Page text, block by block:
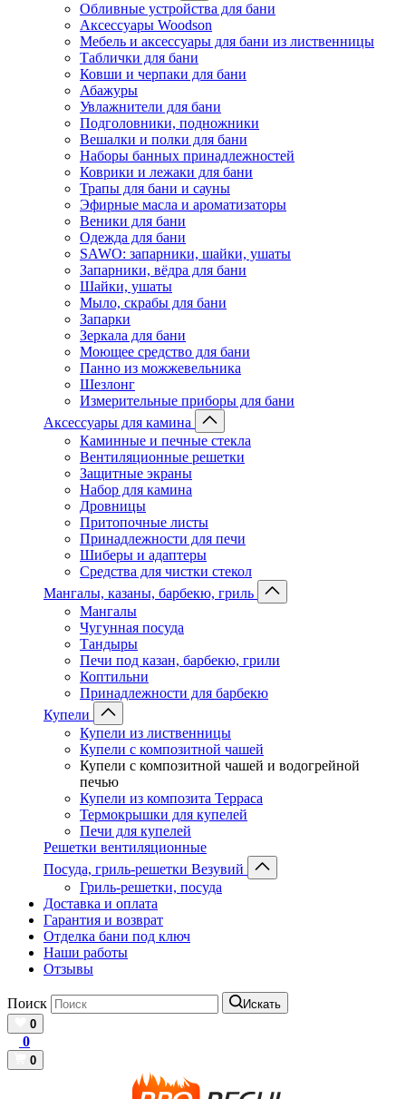
Обливные устройства для бани
Аксессуары Woodson
Мебель и аксессуары для бани из лиственницы
Таблички для бани
Ковши и черпаки для бани
Абажуры
Увлажнители для бани
Подголовники, подножники
Вешалки и полки для бани
Наборы банных принадлежностей
Коврики и лежаки для бани
Трапы для бани и сауны
Эфирные масла и ароматизаторы
Веники для бани
Одежда для бани
SAWO: запарники, шайки, ушаты
Запарники, вёдра для бани
Шайки, ушаты
Мыло, скрабы для бани
Запарки
Зеркала для бани
Моющее средство для бани
Панно из можжевельника
Шезлонг
Измерительные приборы для бани
Аксессуары для камина
Каминные и печные стекла
Вентиляционные решетки
Защитные экраны
Набор для камина
Дровницы
Притопочные листы
Принадлежности для печи
Шиберы и адаптеры
Средства для чистки стекол
Мангалы, казаны, барбекю, гриль
Мангалы
Чугунная посуда
Тандыры
Печи под казан, барбекю, грили
Коптильни
Принадлежности для барбекю
Купели
Купели из лиственницы
Купели с композитной чашей
Купели с композитной чашей и водогрейной
печью
Купели из композита Терраса
Термокрышки для купелей
Печи для купелей
Решетки вентиляционные
Посуда, гриль-решетки Везувий
Гриль-решетки, посуда
Доставка и оплата
Гарантия и возврат
Отделка бани под ключ
Наши работы
Отзывы
Поиск
Искать
0
0
0